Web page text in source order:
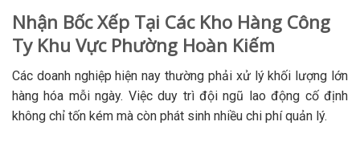
Nhận Bốc Xếp Tại Các Kho Hàng Công
Ty Khu Vực Phường Hoàn Kiếm
Các doanh nghiệp hiện nay thường phải xử lý khối lượng lớn
hàng hóa mỗi ngày. Việc duy trì đội ngũ lao động cố định
không chỉ tốn kém mà còn phát sinh nhiều chi phí quản lý.